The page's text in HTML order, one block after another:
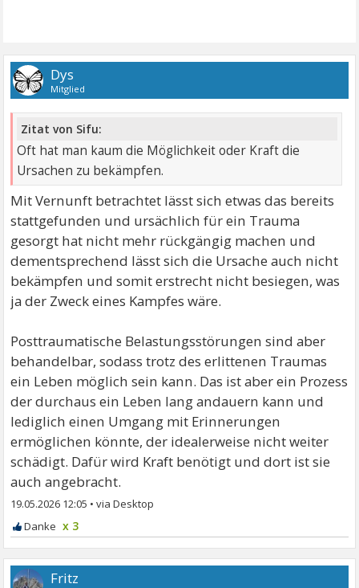
Dys
Mitglied
Zitat von Sifu:
Oft hat man kaum die Möglichkeit oder Kraft die
Ursachen zu bekämpfen.
Mit Vernunft betrachtet lässt sich etwas das bereits
stattgefunden und ursächlich für ein Trauma
gesorgt hat nicht mehr rückgängig machen und
dementsprechend lässt sich die Ursache auch nicht
bekämpfen und somit erstrecht nicht besiegen, was
ja der Zweck eines Kampfes wäre.
Posttraumatische Belastungsstörungen sind aber
behandelbar, sodass trotz des erlittenen Traumas
ein Leben möglich sein kann. Das ist aber ein Prozess
der durchaus ein Leben lang andauern kann und
lediglich einen Umgang mit Erinnerungen
ermöglichen könnte, der idealerweise nicht weiter
schädigt. Dafür wird Kraft benötigt und dort ist sie
auch angebracht.
19.05.2026 12:05 •
x 3
Fritz